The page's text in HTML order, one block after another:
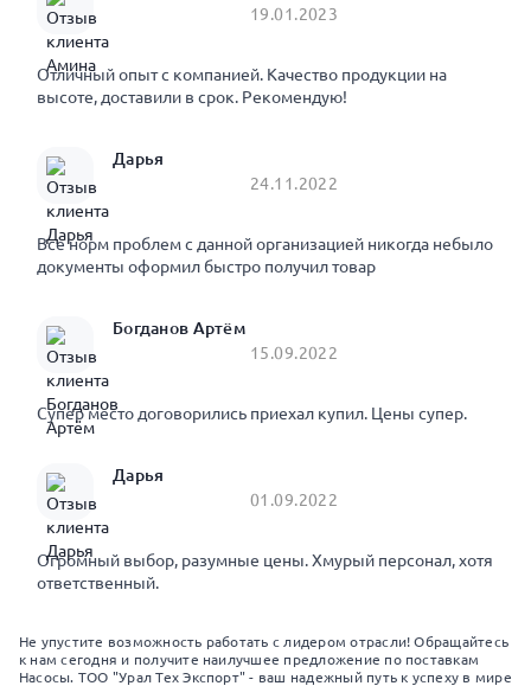
19.01.2023
Отличный опыт с компанией. Качество продукции на
высоте, доставили в срок. Рекомендую!
Дарья
24.11.2022
Все норм проблем с данной организацией никогда небыло
документы оформил быстро получил товар
Богданов Артём
15.09.2022
Супер место договорились приехал купил. Цены супер.
Дарья
01.09.2022
Огромный выбор, разумные цены. Хмурый персонал, хотя
ответственный.
Не упустите возможность работать с лидером отрасли! Обращайтесь
к нам сегодня и получите наилучшее предложение по поставкам
Насосы. ТОО "Урал Тех Экспорт" - ваш надежный путь к успеху в мире